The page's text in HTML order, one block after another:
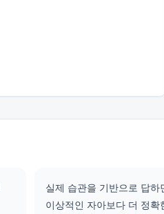
실제 습관을 기반으로 답하
이상적인 자아보다 더 정확